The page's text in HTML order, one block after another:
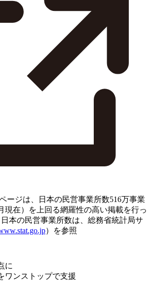
ージは、日本の民営事業所数516万事業
現在）を上回る網羅性の高い掲載を行っ
本の民営事業所数は、総務省統計局サ
）を参照
に
ワンストップで支援